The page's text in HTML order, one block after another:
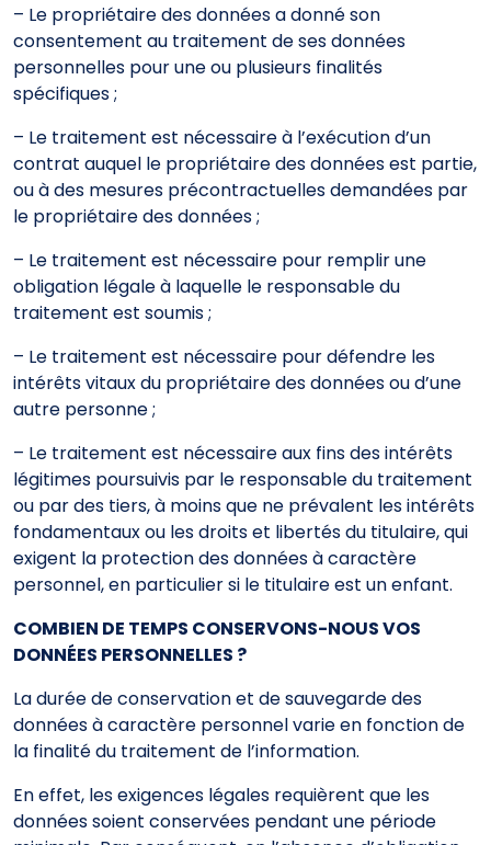
– Le propriétaire des données a donné son
consentement au traitement de ses données
personnelles pour une ou plusieurs finalités
spécifiques ;
– Le traitement est nécessaire à l’exécution d’un
contrat auquel le propriétaire des données est partie,
ou à des mesures précontractuelles demandées par
le propriétaire des données ;
– Le traitement est nécessaire pour remplir une
obligation légale à laquelle le responsable du
traitement est soumis ;
– Le traitement est nécessaire pour défendre les
intérêts vitaux du propriétaire des données ou d’une
autre personne ;
– Le traitement est nécessaire aux fins des intérêts
légitimes poursuivis par le responsable du traitement
ou par des tiers, à moins que ne prévalent les intérêts
fondamentaux ou les droits et libertés du titulaire, qui
exigent la protection des données à caractère
personnel, en particulier si le titulaire est un enfant.
COMBIEN DE TEMPS CONSERVONS-NOUS VOS
DONNÉES PERSONNELLES ?
La durée de conservation et de sauvegarde des
données à caractère personnel varie en fonction de
la finalité du traitement de l’information.
En effet, les exigences légales requièrent que les
données soient conservées pendant une période